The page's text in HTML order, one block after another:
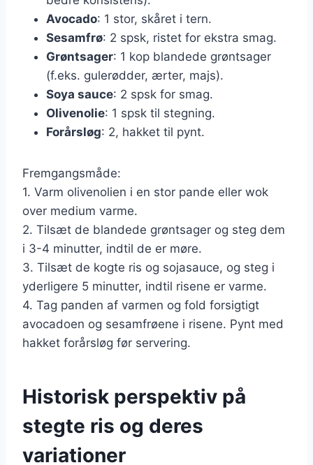
Avocado: 1 stor, skåret i tern.
Sesamfrø: 2 spsk, ristet for ekstra smag.
Grøntsager: 1 kop blandede grøntsager
(f.eks. gulerødder, ærter, majs).
Soya sauce: 2 spsk for smag.
Olivenolie: 1 spsk til stegning.
Forårsløg: 2, hakket til pynt.
Fremgangsmåde:
1. Varm olivenolien i en stor pande eller wok
over medium varme.
2. Tilsæt de blandede grøntsager og steg dem
i 3-4 minutter, indtil de er møre.
3. Tilsæt de kogte ris og sojasauce, og steg i
yderligere 5 minutter, indtil risene er varme.
4. Tag panden af varmen og fold forsigtigt
avocadoen og sesamfrøene i risene. Pynt med
hakket forårsløg før servering.
Historisk perspektiv på
stegte ris og deres
variationer